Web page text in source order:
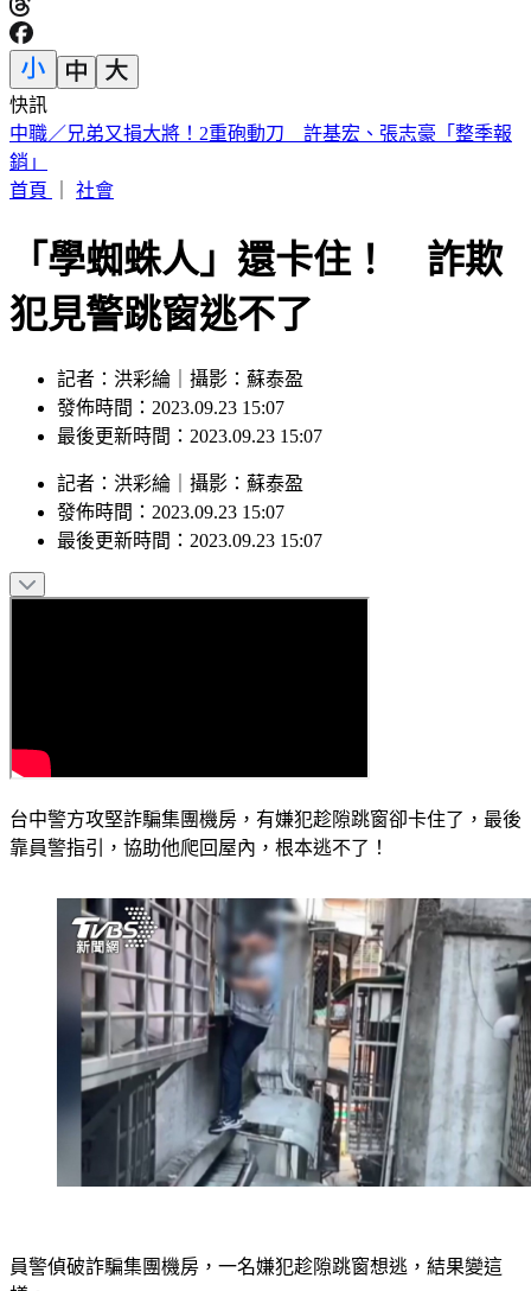
快訊
44歲宋慧喬凍齡穿搭曝！粉絲驚：超像大學生
首頁
「學蜘蛛人」還卡住！ 詐欺
犯見警跳窗逃不了
發佈時間：2023.09.23 15:07
最後更新時間：2023.09.23 15:07
發佈時間：2023.09.23 15:07
最後更新時間：2023.09.23 15:07
靠員警指引，協助他爬回屋內，根本逃不了！
樣。